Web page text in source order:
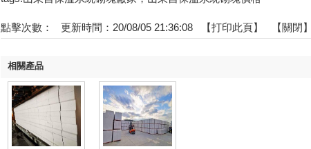
點擊次數： 更新時間：20/08/05 21:36:08 【打印此頁】 【關閉】
相關產品